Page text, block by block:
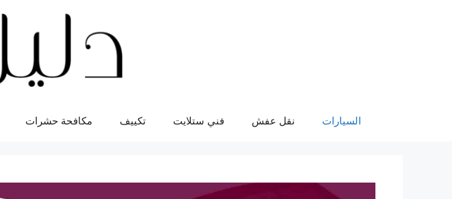
السيارات نقل عفش فني ستلايت تكييف مكافحة حشرات